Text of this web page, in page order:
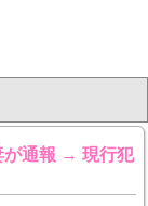
が通報 → 現行犯